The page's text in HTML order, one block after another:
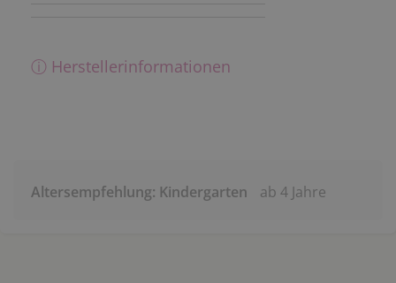
ⓘ Herstellerinformationen
Altersempfehlung: Kindergarten ab 4 Jahre